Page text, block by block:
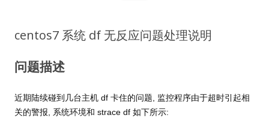
centos7 系统 df 无反应问题处理说明
问题描述
近期陆续碰到几台主机 df 卡住的问题, 监控程序由于超时引起相
关的警报, 系统环境和 strace df 如下所示: